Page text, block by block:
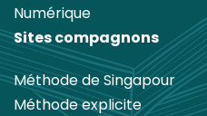
Numérique
Sites compagnons
Méthode de Singapour
Méthode explicite